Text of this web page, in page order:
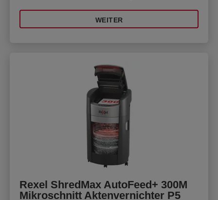
WEITER
Rexel ShredMax AutoFeed+ 300M
Mikroschnitt Aktenvernichter P5